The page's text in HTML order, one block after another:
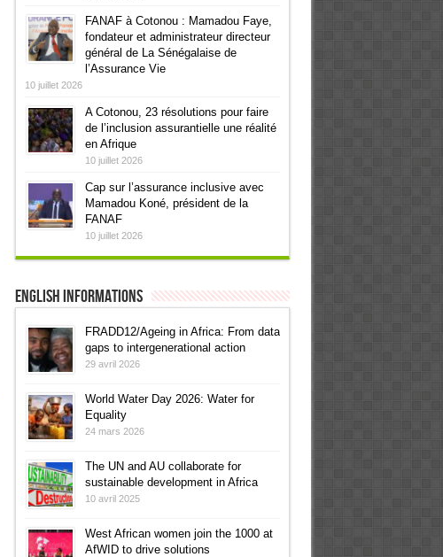
FANAF à Cotonou : Mamadou Faye,
fondateur et administrateur directeur
général de La Sénégalaise de
l’Assurance Vie
10 juillet 2026
A Cotonou, 23 résolutions pour faire
de l’inclusion assurantielle une réalité
en Afrique
10 juillet 2026
Cap sur l’assurance inclusive avec
Mamadou Koné, président de la
FANAF
10 juillet 2026
English informations
FRADD12/Ageing in Africa: From data
gaps to intergenerational action
29 avril 2026
World Water Day 2026: Water for
Equality
24 mars 2026
The UN and AU collaborate for
sustainable development in Africa
10 avril 2025
West African women join the 1000 at
AfWID to drive solutions